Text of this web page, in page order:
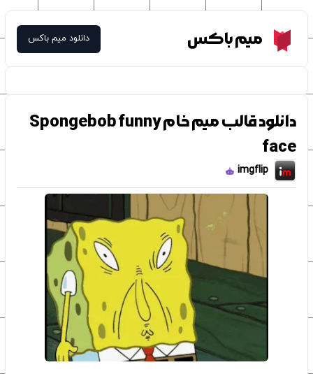
Meme Boxمیم باکس دانلود میم باکس
دانلود قالب میم خام Spongebob funny
face
imgflip